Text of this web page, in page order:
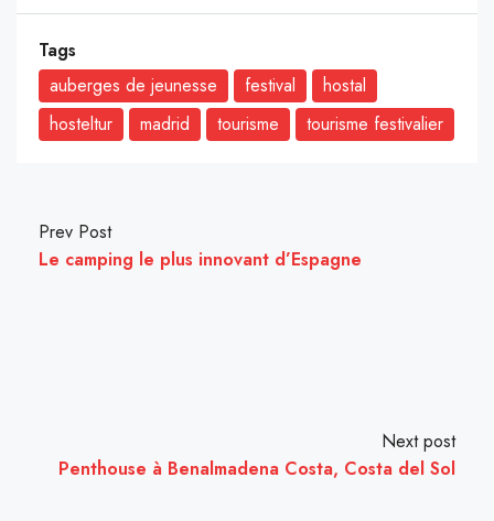
Tags
auberges de jeunesse
festival
hostal
hosteltur
madrid tourisme tourisme festivalier
Prev Post
Le camping le plus innovant d’Espagne
Next post
Penthouse à Benalmadena Costa, Costa del Sol